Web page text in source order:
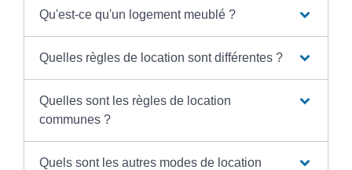
Qu'est-ce qu'un logement meublé ?
Quelles règles de location sont différentes ?
Quelles sont les règles de location
communes ?
Quels sont les autres modes de location